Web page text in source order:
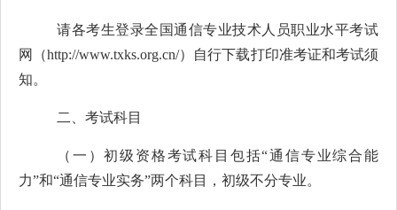
请各考生登录全国通信专业技术人员职业水平考试
网（http://www.txks.org.cn/）自行下载打印准考证和考试须
知。
二、考试科目
（一）初级资格考试科目包括“通信专业综合能
力”和“通信专业实务”两个科目，初级不分专业。